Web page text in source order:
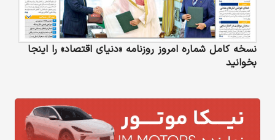
نسخه کامل شماره امروز روزنامه «دنیای‌ اقتصاد» را اینجا
بخوانید